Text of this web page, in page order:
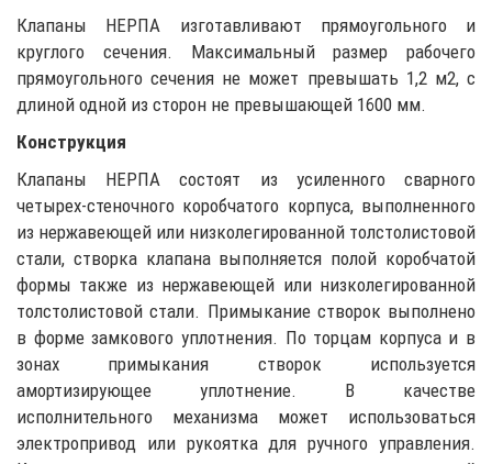
Клапаны НЕРПА изготавливают прямоугольного и
круглого сечения. Максимальный размер рабочего
прямоугольного сечения не может превышать 1,2 м2, с
длиной одной из сторон не превышающей 1600 мм.
Конструкция
Клапаны НЕРПА состоят из усиленного сварного
четырех-стеночного коробчатого корпуса, выполненного
из нержавеющей или низколегированной толстолистовой
стали, створка клапана выполняется полой коробчатой
формы также из нержавеющей или низколегированной
толстолистовой стали. Примыкание створок выполнено
в форме замкового уплотнения. По торцам корпуса и в
зонах примыкания створок используется
амортизирующее уплотнение. В качестве
исполнительного механизма может использоваться
электропривод или рукоятка для ручного управления.